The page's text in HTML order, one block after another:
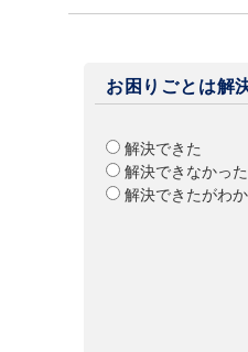
お困りごとは解
解決できた
解決できなかった
解決できたがわ